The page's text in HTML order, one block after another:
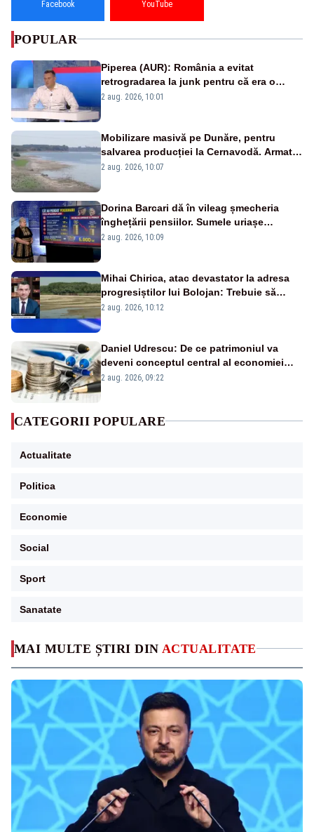
MAI MULTE ȘTIRI DIN ACTUALITATE
Facebook YouTube
POPULAR
Piperea (AUR): România a evitat
retrogradarea la junk pentru că era o
catastrofă pentru bănci și fondurile de
2 aug. 2026, 10:01
Mobilizare masivă pe Dunăre, pentru
salvarea producției la Cernavodă. Armata
va detona o stâncă și va devia apa
2 aug. 2026, 10:07
Dorina Barcari dă în vileag șmecheria
înghețării pensiilor. Sumele uriașe
pierdute de fiecare român
2 aug. 2026, 10:09
Mihai Chirica, atac devastator la adresa
progresiștilor lui Bolojan: Trebuie să
protejăm și natura, dar nu șținem omaneii
2 aug. 2026, 10:12
Daniel Udrescu: De ce patrimoniul va
deveni conceptul central al economiei
viitoare?
2 aug. 2026, 09:22
CATEGORII POPULARE
Actualitate
Politica
Economie
Social
Sport
Sanatate